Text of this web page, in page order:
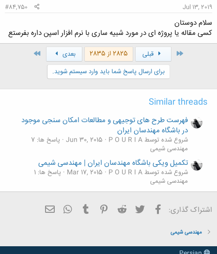
Jul 13, 2019
#84,750
سلام دوستان
کسی مقاله یا پروژه ای در مورد شبیه ساری با نرم افزار اسپن داره بفرستع
اول قبلی 2825 از 2835 بعدی
برای ارسال پاسخ شما باید وارد سیستم شوید.
Similar threads
فهرست طرح های توجیهی و مطالعات امکان سنجی موجود
در باشگاه مهندسان ایران
شروع شده توسط P O U R I A Jun 30, 2015 پاسخ ها: 7
مهندسی شیمی
تکمیل ویکی باشگاه مهندسان ایران | مهندسی شیمی
شروع شده توسط P O U R I A Mar 17, 2015
پاسخ ها: 1
مهندسی شیمی
اشتراک گذاری: فیسبوک تویتر Reddit
Pinterest
Tumblr
WhatsApp
مهندسی شیمی